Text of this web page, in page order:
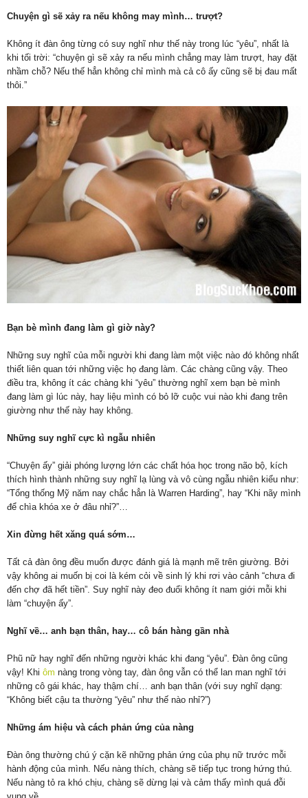
Chuyện gì sẽ xảy ra nếu không may mình… trượt?
Không ít đàn ông từng có suy nghĩ như thế này trong lúc “yêu”, nhất là
khi tối trời: “chuyện gì sẽ xảy ra nếu mình chẳng may làm trượt, hay đặt
nhầm chỗ? Nếu thế hẳn không chỉ mình mà cả cô ấy cũng sẽ bị đau mất
thôi.”
Bạn bè mình đang làm gì giờ này?
Những suy nghĩ của mỗi người khi đang làm một việc nào đó không nhất
thiết liên quan tới những việc họ đang làm. Các chàng cũng vậy. Theo
điều tra, không ít các chàng khi “yêu” thường nghĩ xem bạn bè mình
đang làm gì lúc này, hay liệu mình có bỏ lỡ cuộc vui nào khi đang trên
giường như thế này hay không.
Những suy nghĩ cực kì ngẫu nhiên
“Chuyện ấy” giải phóng lượng lớn các chất hóa học trong não bộ, kích
thích hình thành những suy nghĩ lạ lùng và vô cùng ngẫu nhiên kiểu như:
“Tổng thống Mỹ năm nay chắc hẳn là Warren Harding”, hay “Khi nãy mình
để chìa khóa xe ở đâu nhỉ?”…
Xin đừng hết xăng quá sớm…
Tất cả đàn ông đều muốn được đánh giá là mạnh mẽ trên giường. Bởi
vậy không ai muốn bị coi là kém cỏi về sinh lý khi rơi vào cảnh “chưa đi
đến chợ đã hết tiền”. Suy nghĩ này đeo đuổi không ít nam giới mỗi khi
làm “chuyện ấy”.
Nghĩ về… anh bạn thân, hay… cô bán hàng gần nhà
Phũ nữ hay nghĩ đến những người khác khi đang “yêu”. Đàn ông cũng
vậy! Khi ôm nàng trong vòng tay, đàn ông vẫn có thể lan man nghĩ tới
những cô gái khác, hay thậm chí… anh bạn thân (với suy nghĩ dạng:
“Không biết cậu ta thường “yêu” như thế nào nhỉ?”)
Những ám hiệu và cách phản ứng của nàng
Đàn ông thường chú ý cặn kẽ những phản ứng của phụ nữ trước mỗi
hành động của mình. Nếu nàng thích, chàng sẽ tiếp tục trong hứng thú.
Nếu nàng tỏ ra khó chịu, chàng sẽ dừng lại và cảm thấy mình quá đỗi